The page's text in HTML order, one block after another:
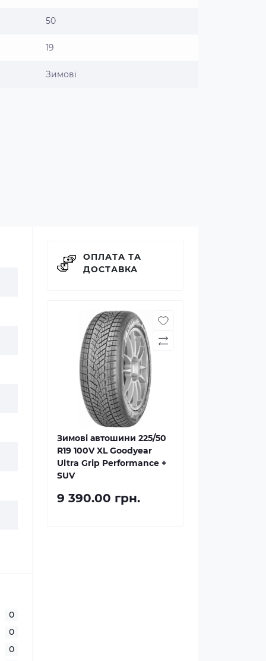
50
19
Зимові
0
0
0
ОПЛАТА ТА
ДОСТАВКА
Зимові автошини 225/50
R19 100V XL Goodyear
Ultra Grip Performance +
SUV
9 390.00 грн.